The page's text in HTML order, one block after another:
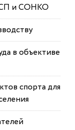
и СОНКО
в объективе
спорта для